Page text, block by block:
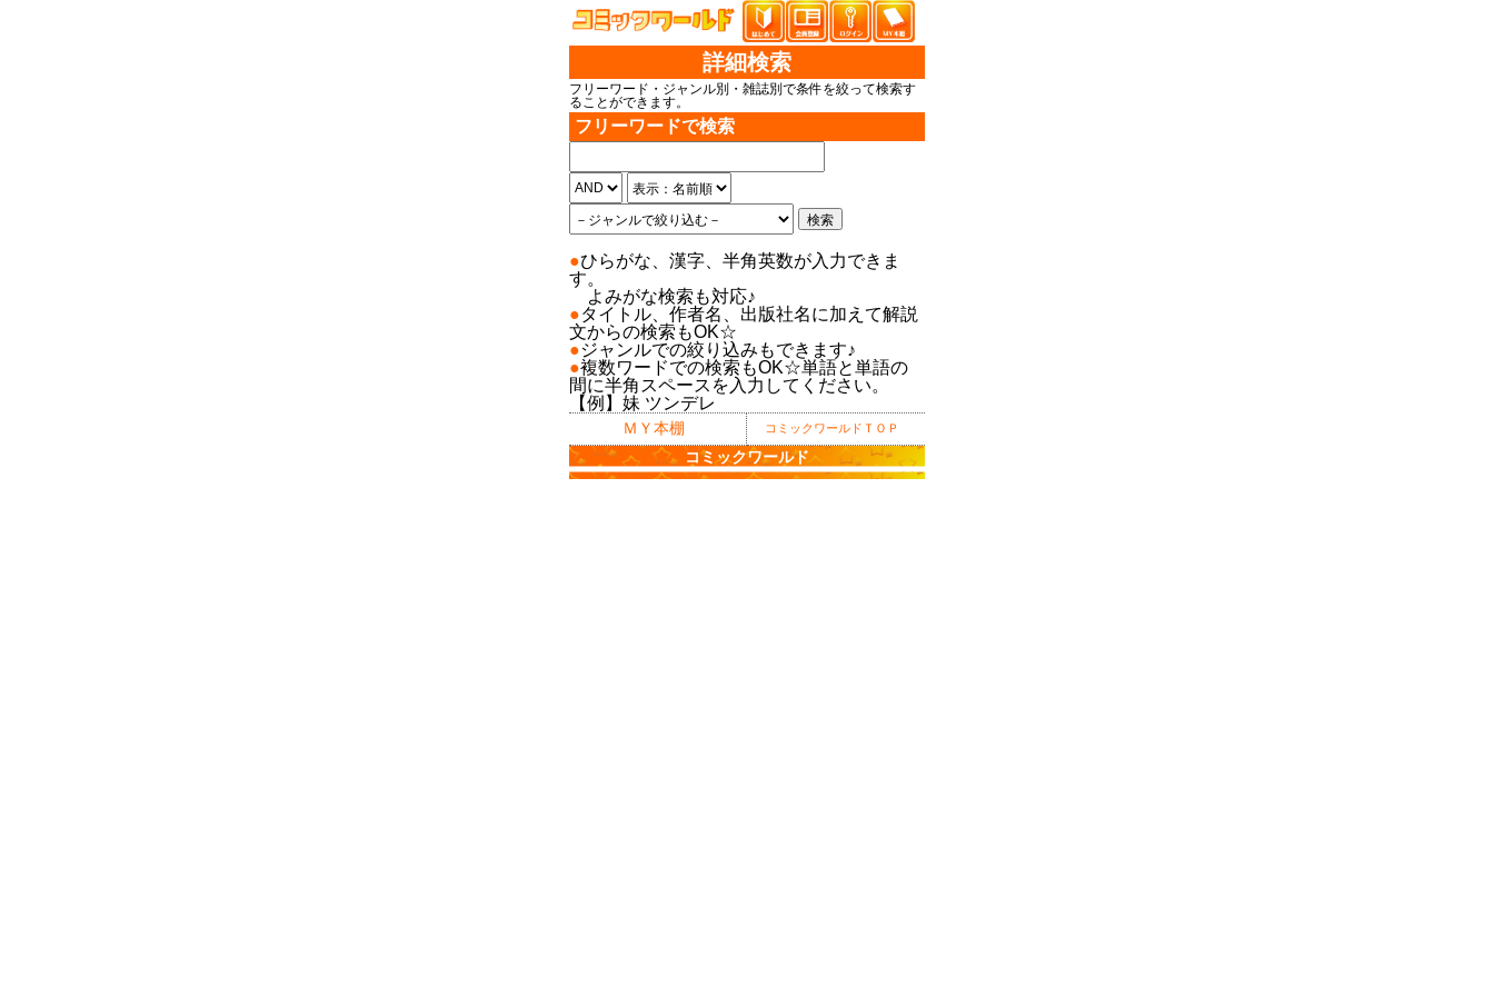
詳細検索
フリーワード・ジャンル別・雑誌別で条件を絞って検索す
ることができます。
フリーワードで検索
●ひらがな、漢字、半角英数が入力できま
す。
よみがな検索も対応♪
●タイトル、作者名、出版社名に加えて解説
文からの検索もOK☆
●ジャンルでの絞り込みもできます♪
●複数ワードでの検索もOK☆単語と単語の
間に半角スペースを入力してください。
【例】妹 ツンデレ
ＭＹ本棚 コミックワールドＴＯＰ
コミックワールド